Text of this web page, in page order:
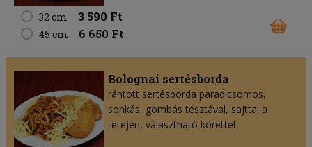
32 cm 3 590 Ft
45 cm 6 650 Ft
Bolognai sertésborda
rántott sertésborda paradicsomos,
sonkás, gombás tésztával, sajttal a
tetején, választható körettel